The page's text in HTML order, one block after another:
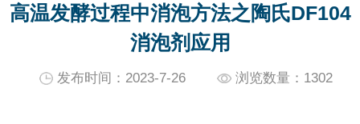
高温发酵过程中消泡方法之陶氏DF104
消泡剂应用
发布时间：2023-7-26 浏览数量： 1302